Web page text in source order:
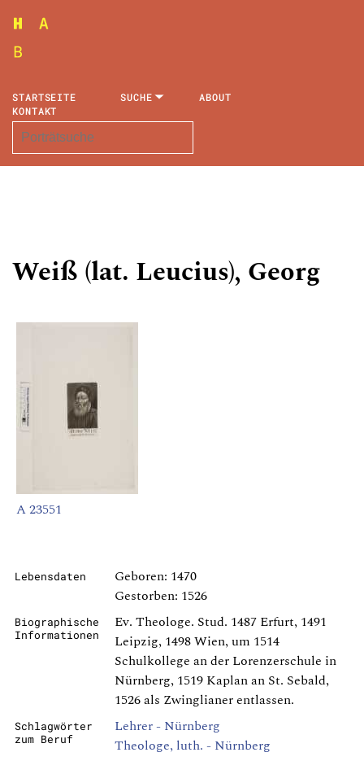
STARTSEITE SUCHE
ABOUT
KONTAKT
Weiß (lat. Leucius), Georg
A 23551
Lebensdaten
Geboren: 1470
Gestorben: 1526
Biographische
Informationen
Ev. Theologe. Stud. 1487 Erfurt, 1491
Leipzig, 1498 Wien, um 1514
Schulkollege an der Lorenzerschule in
Nürnberg, 1519 Kaplan an St. Sebald,
1526 als Zwinglianer entlassen.
Schlagwörter
zum Beruf
Lehrer - Nürnberg
Theologe, luth. - Nürnberg